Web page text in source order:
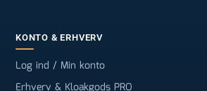
KONTO & ERHVERV
Log ind / Min konto
Erhverv & Kloakgods PRO